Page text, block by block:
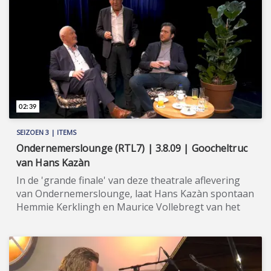
SEIZOEN 3 | ITEMS
Ondernemerslounge (RTL7) | 3.8.09 | Goocheltruc
van Hans Kazàn
In de 'grande finale' van deze theatrale aflevering
van Ondernemerslounge, laat Hans Kazàn spontaan
Hemmie Kerklingh en Maurice Vollebregt van het
van Ondernemerslounge (RTL7), met de toevoeging
'2GO', verlaat host Maurice Vollebregt in stijl het
hoofdkwartier te Huizen. Dit seizoen is Vollebregt
02:39